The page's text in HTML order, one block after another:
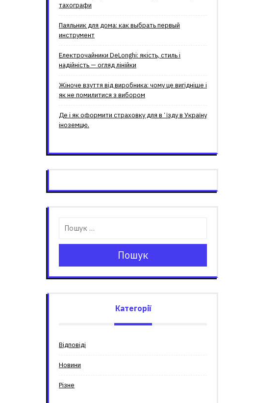
тахографи
Паяльник для дома: как выбрать первый
инструмент
Електрочайники DeLonghi: якість, стиль і
надійність — огляд лінійки
Жіноче взуття від виробника: чому це вигідніше і
як не помилитися з вибором
Де і як оформити страховку для вʼїзду в Україну
іноземцю.
Пошук
Категорії
Відповіді
Новини
Різне